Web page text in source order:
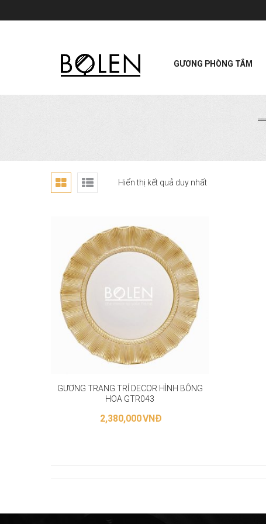
GƯƠNG PHÒNG TẮM
Hiển thị kết quả duy nhất
GƯƠNG TRANG TRÍ DECOR HÌNH BÔNG
HOA GTR043
2,380,000VNĐ